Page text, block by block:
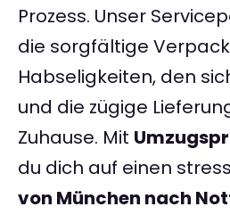
Prozess. Unser
die sorgfältige
Habseligkeiten, den
und die zügige
Zuhause. Mit
du dich auf einen
von München nach